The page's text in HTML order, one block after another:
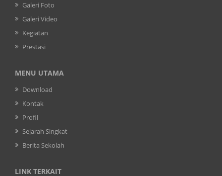
Galeri Foto
Galeri Video
Kegiatan
Prestasi
MENU UTAMA
Download
Kontak
Profil
Sejarah Singkat
Berita Sekolah
LINK TERKAIT